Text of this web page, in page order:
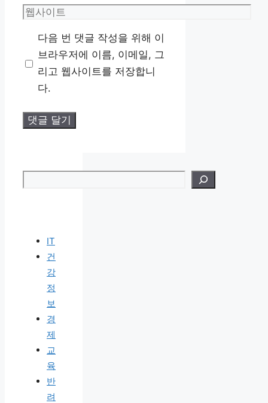
메
일
웹
트
다음 번 댓글 작성을 위해 이
브라우저에 이름, 이메일, 그
리고 웹사이트를 저장합니
다.
IT
건
강
정
보
경
제
교
육
반
려